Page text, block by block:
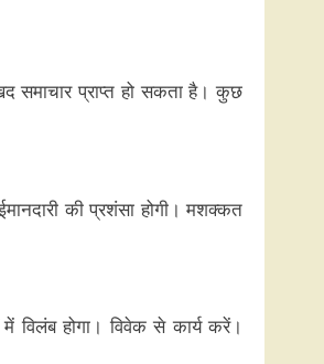
समाचार प्राप्त हो सकता है। कुछ
की प्रशंसा होगी। मशक्कत
में विलंब होगा। विवेक से कार्य करें।